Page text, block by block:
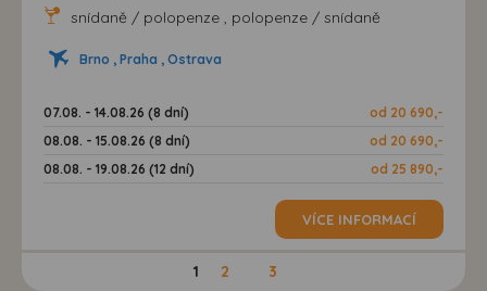
snídaně / polopenze , polopenze / snídaně
Brno , Praha , Ostrava
07.08. - 14.08.26 (8 dní)
od 20 690,-
08.08. - 15.08.26 (8 dní)
od 20 690,-
08.08. - 19.08.26 (12 dní)
od 25 890,-
VÍCE INFORMACÍ
1 2 3